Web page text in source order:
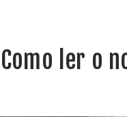
Como ler o